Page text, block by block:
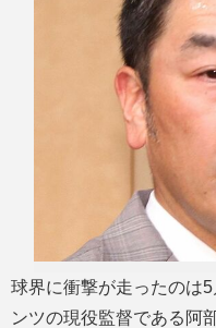
球界に衝撃が走ったのは
ンツの現役監督である阿